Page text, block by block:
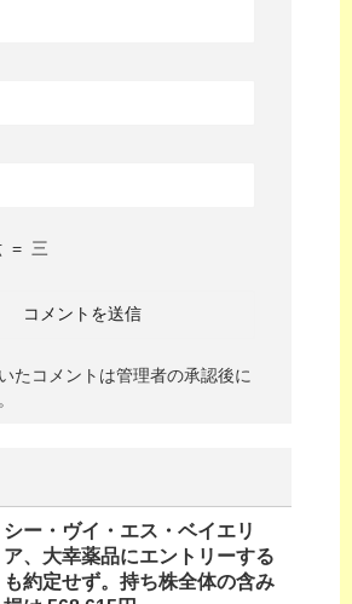
= 三
たコメントは管理者の承認後に
シー・ヴイ・エス・ベイエリ
ア、大幸薬品にエントリーする
も約定せず。持ち株全体の含み